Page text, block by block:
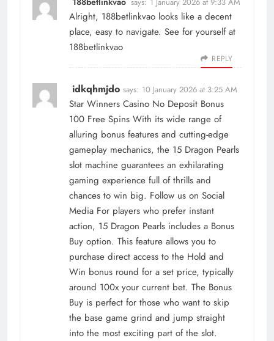
Alright, 188betlinkvao looks like a decent
place, easy to navigate. See for yourself at
188betlinkvao
REPLY
idkqhmjdo says: 10 January 2026 at 3:25 AM
Star Winners Casino No Deposit Bonus
100 Free Spins With its wide range of
alluring bonus features and cutting-edge
gameplay mechanics, the 15 Dragon Pearls
slot machine guarantees an exhilarating
gaming experience full of thrills and
chances to win big. Follow us on Social
Media For players who prefer instant
action, 15 Dragon Pearls includes a Bonus
Buy option. This feature allows you to
purchase direct access to the Hold and
Win bonus round for a set price, typically
around 100x your current bet. The Bonus
Buy is perfect for those who want to skip
the base game grind and jump straight
into the most exciting part of the slot.